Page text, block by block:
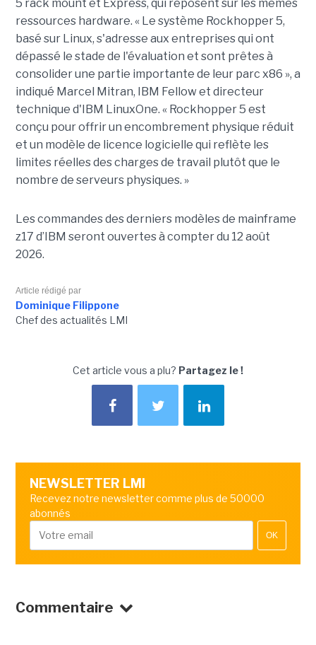
5 rack mount et Express, qui reposent sur les mêmes
ressources hardware. « Le système Rockhopper 5,
basé sur Linux, s'adresse aux entreprises qui ont
dépassé le stade de l'évaluation et sont prêtes à
consolider une partie importante de leur parc x86 », a
indiqué Marcel Mitran, IBM Fellow et directeur
technique d'IBM LinuxOne. « Rockhopper 5 est
conçu pour offrir un encombrement physique réduit
et un modèle de licence logicielle qui reflète les
limites réelles des charges de travail plutôt que le
nombre de serveurs physiques. »
Les commandes des derniers modèles de mainframe
z17 d’IBM seront ouvertes à compter du 12 août
2026.
Article rédigé par
Dominique Filippone
Chef des actualités LMI
Cet article vous a plu? Partagez le !
NEWSLETTER LMI
Recevez notre newsletter comme plus de 50000
abonnés
OK
Commentaire